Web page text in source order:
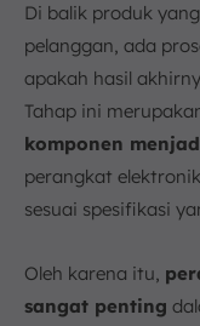
6.
Kesimpulan
FAQ:
Di balik produk
pelanggan, ada
apakah hasil
Tahap ini
komponen
perangkat
sesuai spesifikasi
Oleh karena itu,
sangat penting